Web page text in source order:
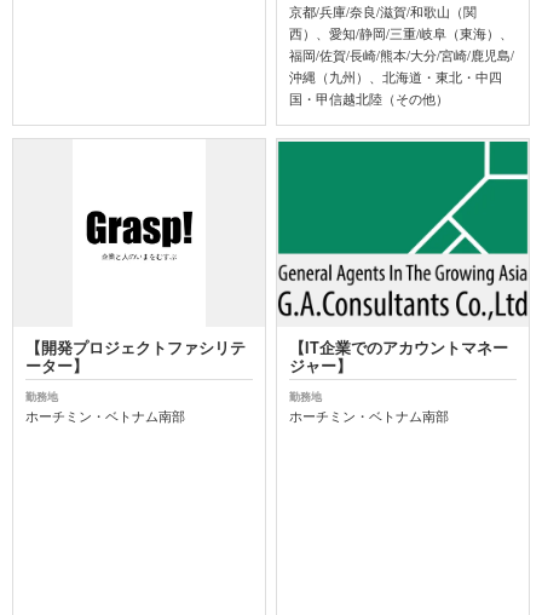
京都/兵庫/奈良/滋賀/和歌山（関
西）、愛知/静岡/三重/岐阜（東海）、
福岡/佐賀/長崎/熊本/大分/宮崎/鹿児島/
沖縄（九州）、北海道・東北・中四
国・甲信越北陸（その他）
【開発プロジェクトファシリテ
ーター】
勤務地
ホーチミン・ベトナム南部
【IT企業でのアカウントマネー
ジャー】
勤務地
ホーチミン・ベトナム南部